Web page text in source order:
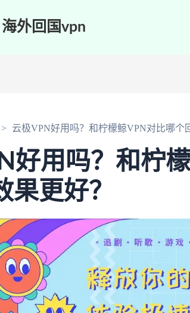
海外回国vpn
云极VPN好用吗？和柠檬鲸VPN对比哪个
好用吗？和柠
果更好？